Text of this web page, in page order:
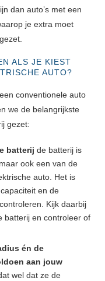
dan auto’s met een
je extra moet
ALS JE KIEST
AUTO?
conventionele auto
we de belangrijkste
gezet:
batterij de batterij is
ook een van de
auto. Het is
en de
Kijk daarbij
batterij en controleer of
én de
aan jouw
wel dat ze de